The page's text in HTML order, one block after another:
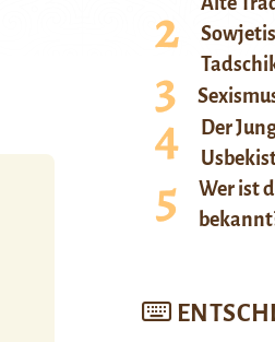
Der
Wer ist